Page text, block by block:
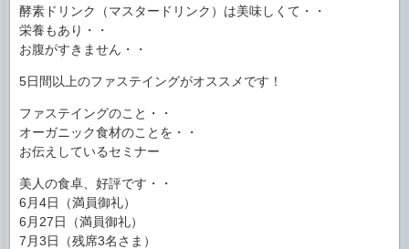
酵素ドリンク（マスタードリンク）は美味しくて・・
栄養もあり・・
お腹がすきません・・
5日間以上のファステイングがオススメです！
ファステイングのこと・・
オーガニック食材のことを・・
お伝えしているセミナー
美人の食卓、好評です・・
6月4日（満員御礼）
6月27日（満員御礼）
7月3日（残席3名さま）